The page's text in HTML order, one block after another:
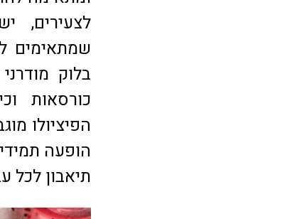
לצעירים,
שמתאימים
בלוק
כורסאות
הפיציולו
הופעה
תיאבון לכל